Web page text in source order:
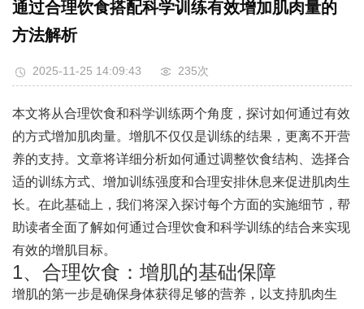
通过合理饮食搭配科学训练有效增加肌肉量的
方法解析
2025-11-25 14:09:43 235次
本文将从合理饮食和科学训练两个角度，探讨如何通过有效
的方式增加肌肉量。增肌不仅仅是训练的结果，更离不开营
养的支持。文章将详细分析如何通过调整饮食结构、选择合
适的训练方式、增加训练强度和合理安排休息来促进肌肉生
长。在此基础上，我们将深入探讨每个方面的实施细节，帮
助读者全面了解如何通过合理饮食和科学训练的结合来实现
有效的增肌目标。
1、合理饮食：增肌的基础保障
增肌的第一步是确保身体获得足够的营养，以支持肌肉生